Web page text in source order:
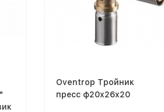
Oventrop Тройник
пресс ф20х26х20